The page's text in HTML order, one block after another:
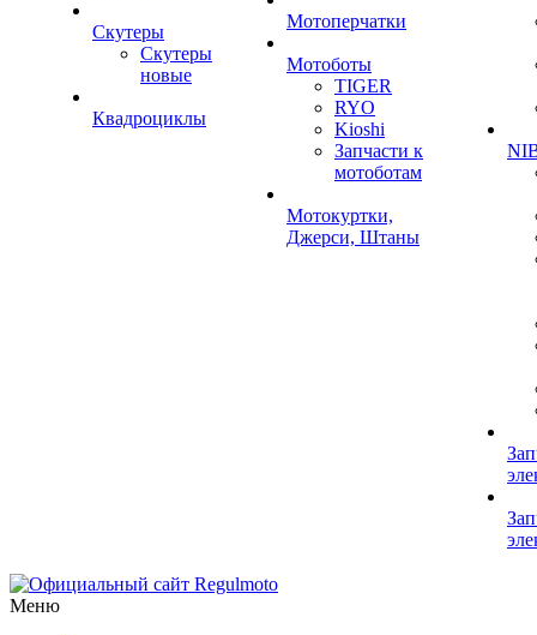
Скутеры
Скутеры
новые
Квадроциклы
Мотоперчатки
Мотоботы
TIGER
RYO
Kioshi
Запчасти к
мотоботам
Мотокуртки,
Джерси, Штаны
Меню